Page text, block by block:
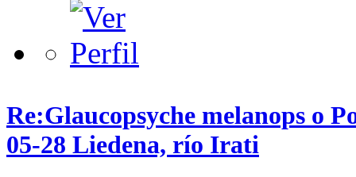
Re:Glaucopsyche melanops o
05-28 Liedena, río Irati